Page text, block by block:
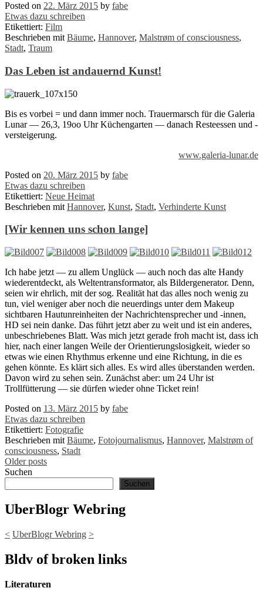
Posted on 22. März 2015 by fabe
Etwas dazu schreiben
Etikettiert: Film
Beschrieben mit Bäume, Hannover, Malstrøm of consciousness,
Stadt, Traum
Das Leben ist andauernd Kunst!
Bis es vorbei = und dann immer noch. Trauermarsch für die Galeria
Lunar — 26,3, 19oo Uhr Küchengarten — danach Resteessen und -
versteigerung.
www.galeria-lunar.de
Posted on 20. März 2015 by fabe
Etwas dazu schreiben
Etikettiert: Neue Heimat
Beschrieben mit Hannover, Kunst, Stadt, Verhinderte Kunst
[Wir kennen uns schon lange]
Ich habe jetzt — zu allem Unglück — auch noch das alte Handy
wiederentdeckt, als Weltentransformator, als Bildergenerator. Denn,
seien wir ehrlich, mit der sog. Realität hat das alles noch wenig zu
tun, viel weniger aber noch die neuerdings unter dem Makeup
sichtbaren Hautunreinheiten der Nachrichtensprecher und -innen,
HD sei nein danke. Das führt jetzt aber zu weit und ist ein anderes,
unbeschriebenes Blatt. Was mich jetzt gerade froh macht ist, dass ich
hier, nach einer langen Weile der Orientierungslosigkeit, wieder so
etwas wie einen Rhythmus erkenne und eine Richtung, in die es
gehen könnte. Es klärt sich alles. Es wird alles überstanden werden.
Davon wird zu sehen sein. Zunächst aber: um 24 Uhr ist
Trollfütterung — sie dürfen wieder ohne Ticket rein!
Posted on 13. März 2015 by fabe
Etwas dazu schreiben
Etikettiert: Fotografie
Beschrieben mit Bäume, Fotojournalismus, Hannover, Malstrøm of
consciousness, Stadt
Posts
navigation
Older posts
Suchen
Suchen
UberBlogr Webring
< UberBlogr Webring >
Bldv of broken links
Literaturen